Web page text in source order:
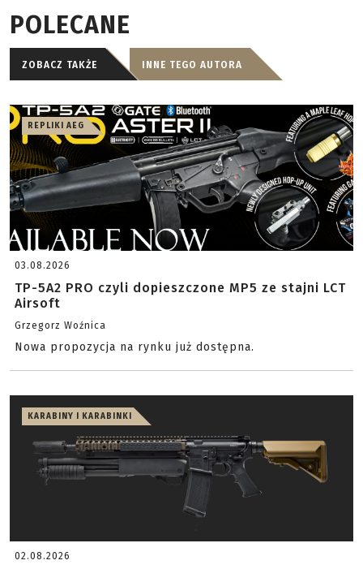
POLECANE
ZOBACZ TAKŻE INNE TEGO AUTORA
REPLIKI AEG
03.08.2026
TP-5A2 PRO czyli dopieszczone MP5 ze stajni LCT
Airsoft
Grzegorz Woźnica
Nowa propozycja na rynku już dostępna.
KARABINY I KARABINKI
02.08.2026